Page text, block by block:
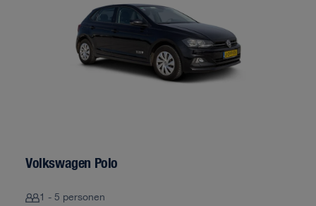
Volkswagen Polo
1 - 5 personen